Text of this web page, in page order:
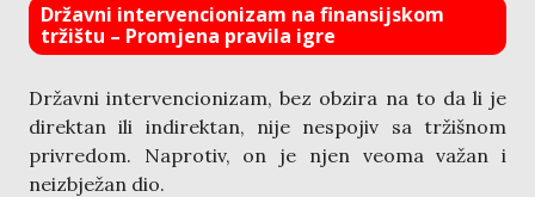
Državni intervencionizam na finansijskom
tržištu – Promjena pravila igre
Državni intervencionizam, bez obzira na to da li je
direktan ili indirektan, nije nespojiv sa tržišnom
privredom. Naprotiv, on je njen veoma važan i
neizbježan dio.